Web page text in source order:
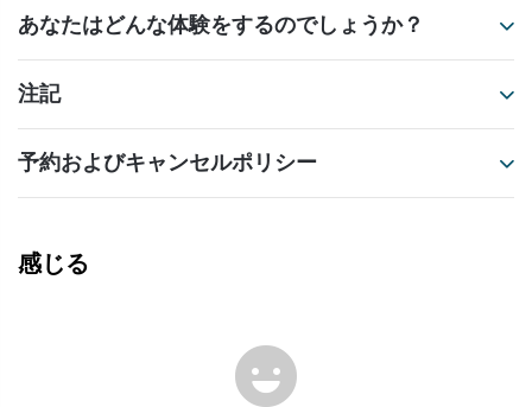
あなたはどんな体験をするのでしょうか？
注記
予約およびキャンセルポリシー
感じる